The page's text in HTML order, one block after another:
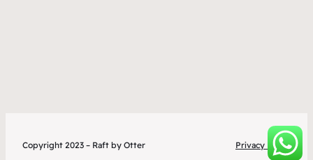
Copyright 2023 – Raft by Otter Privacy Policy